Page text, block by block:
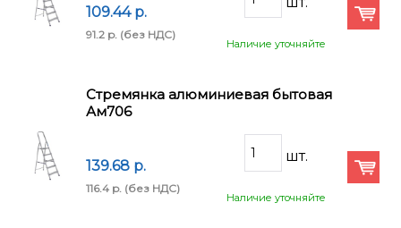
109.44 p.
91.2 p. (без НДС)
Наличие уточняйте
Стремянка алюминиевая бытовая
Ам706
139.68 p.
116.4 p. (без НДС)
Наличие уточняйте